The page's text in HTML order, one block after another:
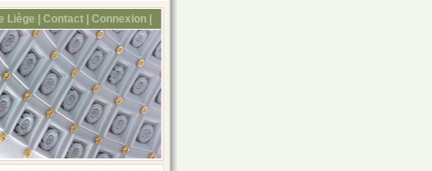
Liège | Contact | Connexion |